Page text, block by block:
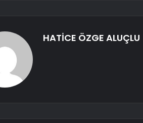
HATİCE ÖZGE ALUÇLU